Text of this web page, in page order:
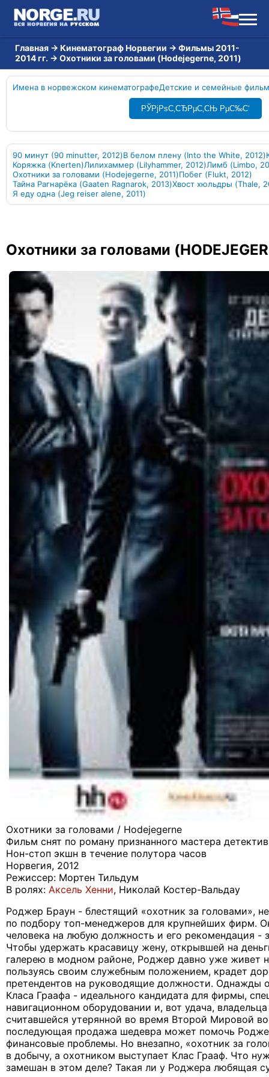
Главная → Кинематограф Норвегии → Фильмы 2011-
2014 гг. → Охотники за головами (Hodejegerne, 2011)
Имена в норвежском кинематографеДетские и семейные
РЎРјРѕС‚СЂРµС‚СЊ РµС‰С‘
90 минут (90 minutter, 2012)В белом плену (Into the White, 2012)
Коряжка (Knerten)Лилихаммер (Lilyhammer, 2012)Лимб (Limbo,
Охотники за головами (Hodejegerne, 2011)Побег (Flukt, 2012)
Тайна Рагнарёка (Gaaten Ragnarok, 2013)Хвост хюльдры (Thale,
Я еду одна (Jeg reiser alene, 2011)
Охотники за головами
Охотники за головами / Hodejegerne
Фильм снят по роману признанного мастера
Нон-стоп экшн в течение полутора часов
Норвегия, 2012
Режиссер: Мортен Тильдум
В ролях: Аксель Хенни, Николай Костер-Вальдау
Роджер Браун - блестящий «охотник за головами»,
по подбору топ-менеджеров для крупнейших фирм.
человека на любую должность и его рекомендация -
Чтобы удержать красавицу жену, открывшей на
галерею в модном районе, Роджер давно уже живет
пользуясь своим служебным положением, крадет
претендентов на руководящие должности. Однажды
Класа Граафа - идеального кандидата для фирмы,
навигационном оборудовании и, вот удача,
считавшейся утерянной во время Второй Мировой
последующая продажа шедевра может помочь
финансовые проблемы. Но внезапно, «охотник за
в добычу, а охотником выступает Клас Грааф. Что
замешан в этом деле? Такая ли у Роджера любящая